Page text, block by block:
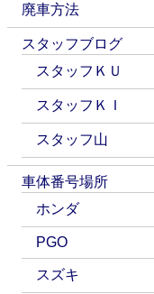
廃車方法
スタッフブログ
スタッフＫＵ
スタッフＫＩ
スタッフ山
車体番号場所
ホンダ
PGO
スズキ